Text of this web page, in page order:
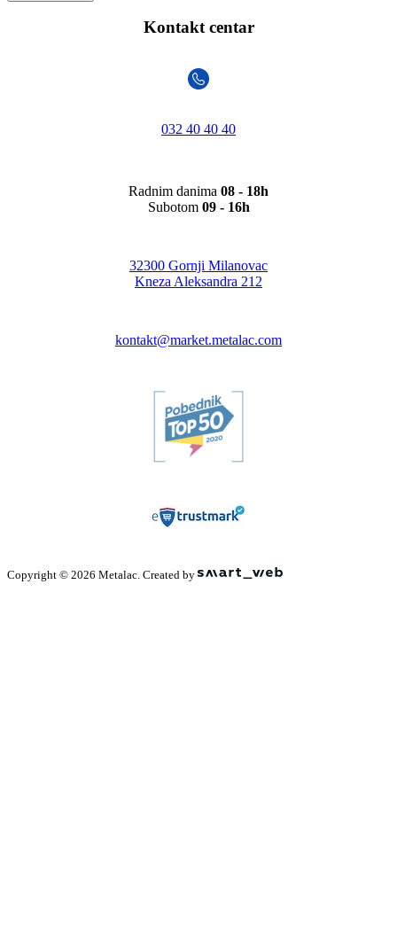
Kontakt centar
032 40 40 40
Radnim danima 08 - 18h
Subotom 09 - 16h
32300 Gornji Milanovac
Kneza Aleksandra 212
kontakt@market.metalac.com
Copyright © 2026 Metalac. Created by